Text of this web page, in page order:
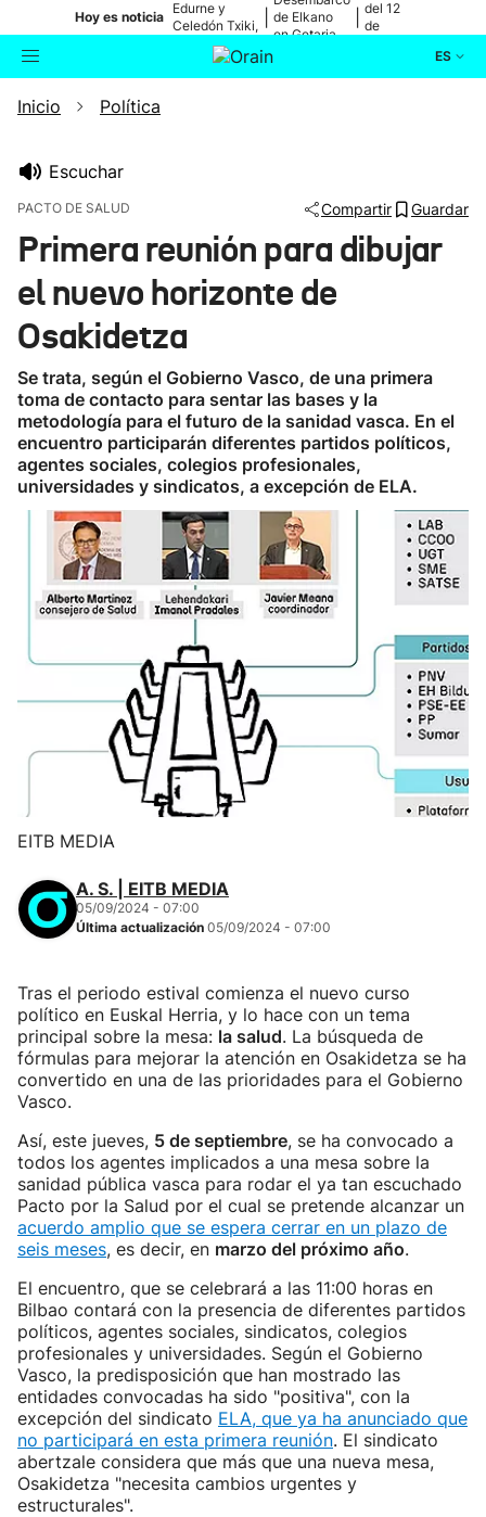
Hoy es noticia
Edurne y
Celedón Txiki,
en directo
de Elkano
en Getaria
del 12
de
ES
Buscador
Ikusmiran
Inicio Política
Escuchar
PACTO DE SALUD Compartir Guardar
Primera reunión para dibujar
el nuevo horizonte de
Osakidetza
Se trata, según el Gobierno Vasco, de una primera
toma de contacto para sentar las bases y la
metodología para el futuro de la sanidad vasca. En el
encuentro participarán diferentes partidos políticos,
agentes sociales, colegios profesionales,
universidades y sindicatos, a excepción de ELA.
EITB MEDIA
A. S. | EITB MEDIA
05/09/2024 - 07:00
Última actualización 05/09/2024 - 07:00
Tras el periodo estival comienza el nuevo curso
político en Euskal Herria, y lo hace con un tema
principal sobre la mesa: la salud. La búsqueda de
fórmulas para mejorar la atención en Osakidetza se ha
convertido en una de las prioridades para el Gobierno
Vasco.
Así, este jueves, 5 de septiembre, se ha convocado a
todos los agentes implicados a una mesa sobre la
sanidad pública vasca para rodar el ya tan escuchado
Pacto por la Salud por el cual se pretende alcanzar un
acuerdo amplio que se espera cerrar en un plazo de
seis meses, es decir, en marzo del próximo año.
El encuentro, que se celebrará a las 11:00 horas en
Bilbao contará con la presencia de diferentes partidos
políticos, agentes sociales, sindicatos, colegios
profesionales y universidades. Según el Gobierno
Vasco, la predisposición que han mostrado las
entidades convocadas ha sido "positiva", con la
excepción del sindicato ELA, que ya ha anunciado que
no participará en esta primera reunión. El sindicato
abertzale considera que más que una nueva mesa,
Osakidetza "necesita cambios urgentes y
estructurales".